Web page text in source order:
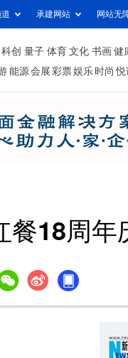
承建网站 网站无
科创 量子 体育 文化 书画 健
能源 会展 彩票娱乐 时尚 悦
餐18周年